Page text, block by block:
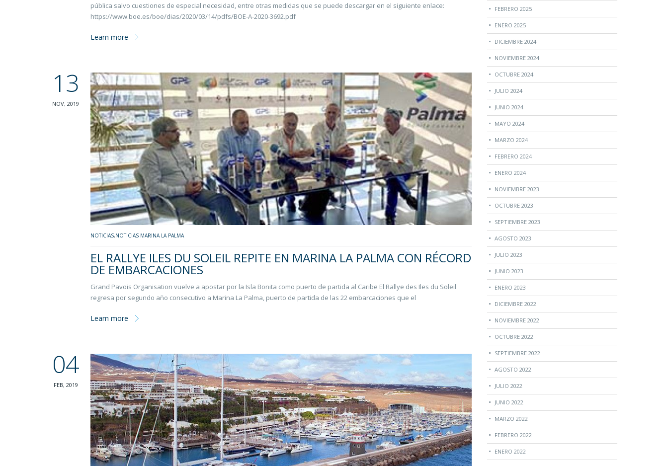
pública salvo cuestiones de especial necesidad, entre otras medidas que se puede descargar en el siguiente enlace:
https://www.boe.es/boe/dias/2020/03/14/pdfs/BOE-A-2020-3692.pdf
Learn more
13
NOV, 2019
NOTICIAS,NOTICIAS MARINA LA PALMA
EL RALLYE ILES DU SOLEIL REPITE EN MARINA LA PALMA CON RÉCORD
DE EMBARCACIONES
Grand Pavois Organisation vuelve a apostar por la Isla Bonita como puerto de partida al Caribe El Rallye des Iles du Soleil
regresa por segundo año consecutivo a Marina La Palma, puerto de partida de las 22 embarcaciones que el
Learn more
04
FEB, 2019
FEBRERO 2025
ENERO 2025
DICIEMBRE 2024
NOVIEMBRE 2024
OCTUBRE 2024
JULIO 2024
JUNIO 2024
MAYO 2024
MARZO 2024
FEBRERO 2024
ENERO 2024
NOVIEMBRE 2023
OCTUBRE 2023
SEPTIEMBRE 2023
AGOSTO 2023
JULIO 2023
JUNIO 2023
ENERO 2023
DICIEMBRE 2022
NOVIEMBRE 2022
OCTUBRE 2022
SEPTIEMBRE 2022
AGOSTO 2022
JULIO 2022
JUNIO 2022
MARZO 2022
FEBRERO 2022
ENERO 2022